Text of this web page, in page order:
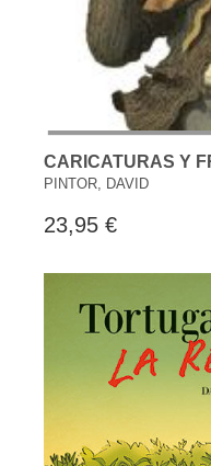
CARICATURAS Y
PINTOR, DAVID
23,95 €